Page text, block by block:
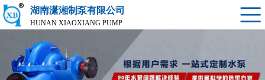
湖南潇湘制泵有限公司
HUNAN XIAOXIANG PUMP